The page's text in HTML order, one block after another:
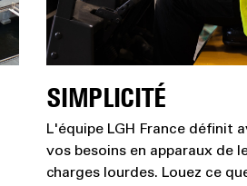
SIMPLICITÉ
L'équipe LGH France définit
vos besoins en apparaux de
charges lourdes. Louez ce